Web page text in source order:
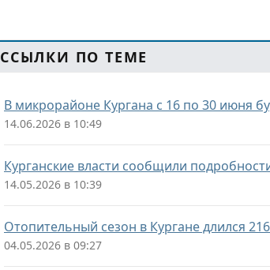
ССЫЛКИ ПО ТЕМЕ
В микрорайоне Кургана с 16 по 30 июня
14.06.2026 в 10:49
Курганские власти сообщили
14.05.2026 в 10:39
Отопительный сезон в Кургане длился
04.05.2026 в 09:27